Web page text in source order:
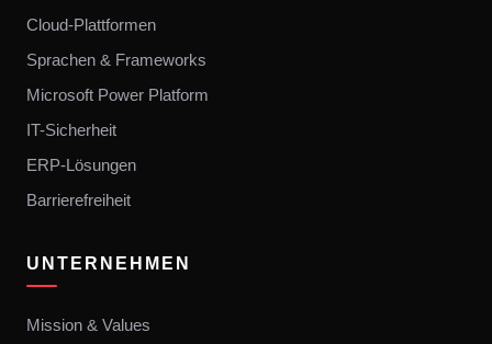
Cloud-Plattformen
Sprachen & Frameworks
Microsoft Power Platform
IT-Sicherheit
ERP-Lösungen
Barrierefreiheit
UNTERNEHMEN
Mission & Values